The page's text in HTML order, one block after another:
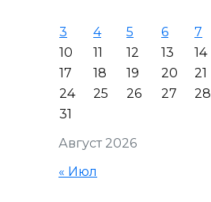
Август 2026
3
4 5 6 7
10
11 12 13 14
17
18 19 20 21
24
25 26 27 28
31
« Июл